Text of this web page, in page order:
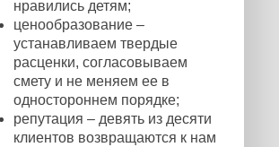
нравились детям;
ценообразование –
устанавливаем твердые
расценки, согласовываем
смету и не меняем ее в
одностороннем порядке;
репутация – девять из десяти
клиентов возвращаются к нам